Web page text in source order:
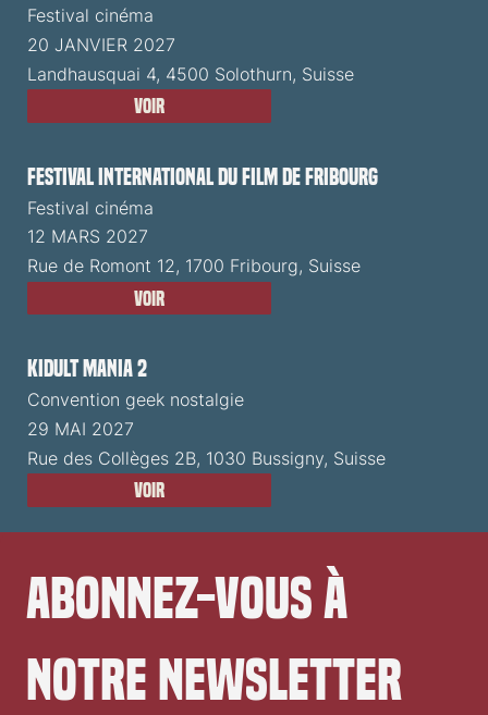
Festival cinéma
20 JANVIER 2027
Landhausquai 4, 4500 Solothurn, Suisse
Voir
Festival International du Film de Fribourg
Festival cinéma
12 MARS 2027
Rue de Romont 12, 1700 Fribourg, Suisse
Voir
Kidult Mania 2
Convention geek nostalgie
29 MAI 2027
Rue des Collèges 2B, 1030 Bussigny, Suisse
Voir
Abonnez-vous à
notre newsletter